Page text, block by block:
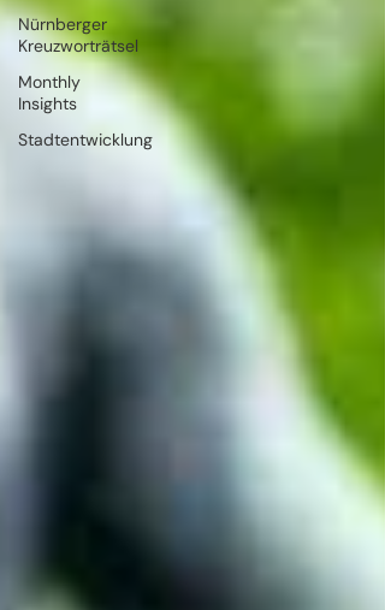
Nürnberger
Kreuzworträtsel
Monthly
Insights
Stadtentwicklung